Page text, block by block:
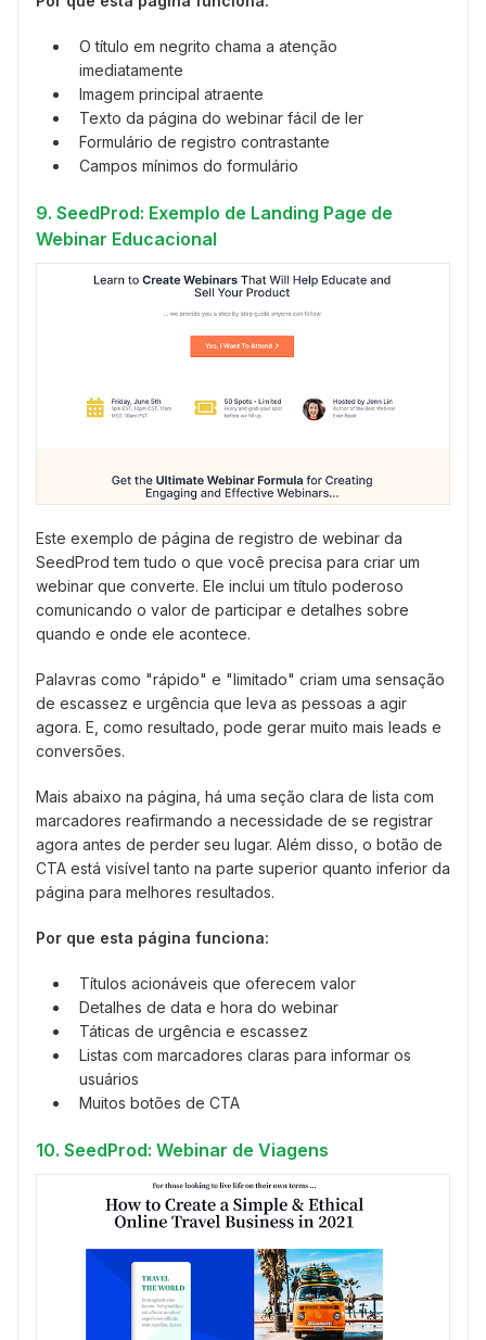
O título em negrito chama a atenção
imediatamente
Imagem principal atraente
Texto da página do webinar fácil de ler
Formulário de registro contrastante
Campos mínimos do formulário
9. SeedProd: Exemplo de Landing Page de
Webinar Educacional
Este exemplo de página de registro de webinar da
SeedProd tem tudo o que você precisa para criar um
webinar que converte. Ele inclui um título poderoso
comunicando o valor de participar e detalhes sobre
quando e onde ele acontece.
Palavras como "rápido" e "limitado" criam uma sensação
de escassez e urgência que leva as pessoas a agir
agora. E, como resultado, pode gerar muito mais leads e
conversões.
Mais abaixo na página, há uma seção clara de lista com
marcadores reafirmando a necessidade de se registrar
agora antes de perder seu lugar. Além disso, o botão de
CTA está visível tanto na parte superior quanto inferior da
página para melhores resultados.
Por que esta página funciona:
Títulos acionáveis que oferecem valor
Detalhes de data e hora do webinar
Táticas de urgência e escassez
Listas com marcadores claras para informar os
usuários
Muitos botões de CTA
10. SeedProd: Webinar de Viagens